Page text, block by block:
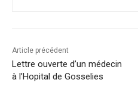
Article précédent
Lettre ouverte d’un médecin
à l’Hopital de Gosselies